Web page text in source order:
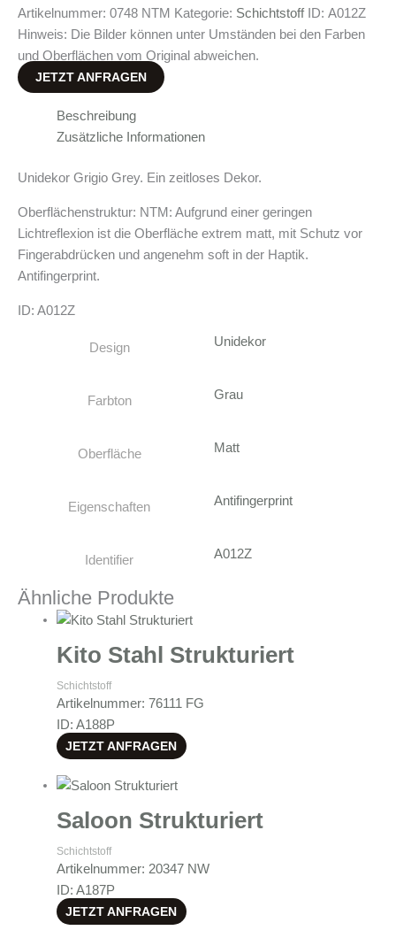
Artikelnummer: 0748 NTM Kategorie: Schichtstoff ID: A012Z
Hinweis: Die Bilder können unter Umständen bei den Farben
und Oberflächen vom Original abweichen.
JETZT ANFRAGEN
Beschreibung
Zusätzliche Informationen
Unidekor Grigio Grey. Ein zeitloses Dekor.
Oberflächenstruktur: NTM: Aufgrund einer geringen
Lichtreflexion ist die Oberfläche extrem matt, mit Schutz vor
Fingerabdrücken und angenehm soft in der Haptik.
Antifingerprint.
ID: A012Z
Design Unidekor
Farbton Grau
Oberfläche Matt
Eigenschaften Antifingerprint
Identifier A012Z
Ähnliche Produkte
Kito Stahl Strukturiert
Schichtstoff
Artikelnummer: 76111 FG
ID: A188P
JETZT ANFRAGEN
Saloon Strukturiert
Schichtstoff
Artikelnummer: 20347 NW
ID: A187P
JETZT ANFRAGEN